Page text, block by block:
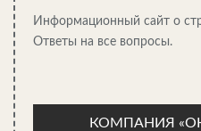
Информационный сайт о
Ответы на все вопросы.
КОМПАНИЯ